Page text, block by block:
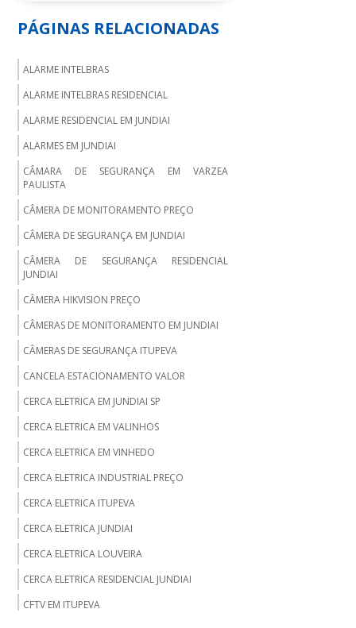
PÁGINAS RELACIONADAS
ALARME INTELBRAS
ALARME INTELBRAS RESIDENCIAL
ALARME RESIDENCIAL EM JUNDIAI
ALARMES EM JUNDIAI
CÂMARA DE SEGURANÇA EM VARZEA
PAULISTA
CÂMERA DE MONITORAMENTO PREÇO
CÂMERA DE SEGURANÇA EM JUNDIAI
CÂMERA DE SEGURANÇA RESIDENCIAL
JUNDIAI
CÂMERA HIKVISION PREÇO
CÂMERAS DE MONITORAMENTO EM JUNDIAI
CÂMERAS DE SEGURANÇA ITUPEVA
CANCELA ESTACIONAMENTO VALOR
CERCA ELETRICA EM JUNDIAI SP
CERCA ELETRICA EM VALINHOS
CERCA ELETRICA EM VINHEDO
CERCA ELETRICA INDUSTRIAL PREÇO
CERCA ELETRICA ITUPEVA
CERCA ELETRICA JUNDIAI
CERCA ELETRICA LOUVEIRA
CERCA ELETRICA RESIDENCIAL JUNDIAI
CFTV EM ITUPEVA